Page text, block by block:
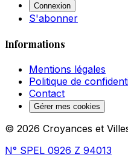
Connexion
S'abonner
Informations
Mentions légales
Politique de
Contact
Gérer mes cookies
© 2026 Croyances et
N° SPEL 0926 Z 94013